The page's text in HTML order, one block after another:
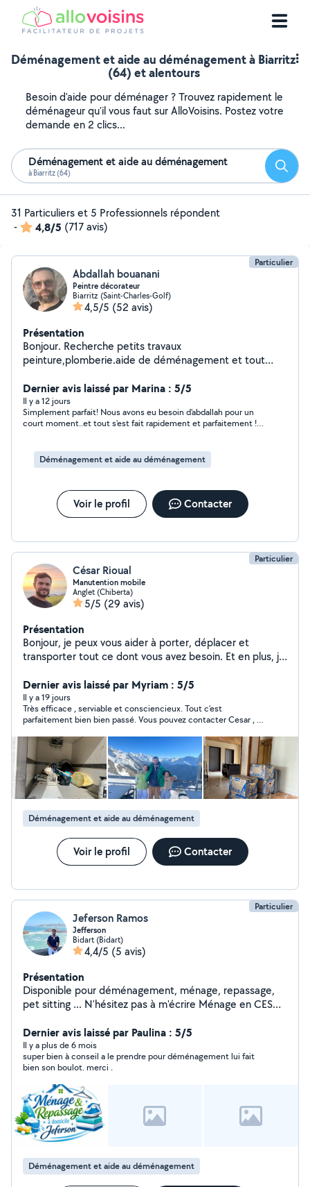
Déménagement et aide au déménagement à Biarritz
(64) et alentours
Besoin d'aide pour déménager ? Trouvez rapidement le
déménageur qu'il vous faut sur AlloVoisins. Postez votre
demande en 2 clics...
Déménagement et aide au déménagement
à Biarritz (64)
31 Particuliers et 5 Professionnels répondent
-
4,8/5 (717 avis)
Particulier
Abdallah bouanani
Peintre décorateur
Biarritz (Saint-Charles-Golf)
4,5/5 (52 avis)
Présentation
Bonjour. Recherche petits travaux
peinture,plomberie.aide de déménagement et tout
Dernier avis laissé par Marina : 5/5
Il y a 12 jours
Simplement parfait! Nous avons eu besoin d'abdallah pour un
court moment..et tout s'est fait rapidement et parfaitement !
Déménagement et aide au déménagement
Voir le profil Contacter
Particulier
César Rioual
Manutention mobile
Anglet (Chiberta)
5/5 (29 avis)
Présentation
Bonjour, je peux vous aider à porter, déplacer et
transporter tout ce dont vous avez besoin. Et en plus, je
Dernier avis laissé par Myriam : 5/5
Il y a 19 jours
Très efficace , serviable et consciencieux. Tout c’est
parfaitement bien bien passé. Vous pouvez contacter Cesar , je
Déménagement et aide au déménagement
Voir le profil Contacter
Particulier
Jeferson Ramos
Jefferson
Bidart (Bidart)
4,4/5 (5 avis)
Présentation
Disponible pour déménagement, ménage, repassage,
pet sitting ... N'hésitez pas à m'écrire Ménage en CESU
alentours proche
Dernier avis laissé par Paulina : 5/5
Il y a plus de 6 mois
super bien à conseil a le prendre pour déménagement lui fait
bien son boulot. merci .
Déménagement et aide au déménagement